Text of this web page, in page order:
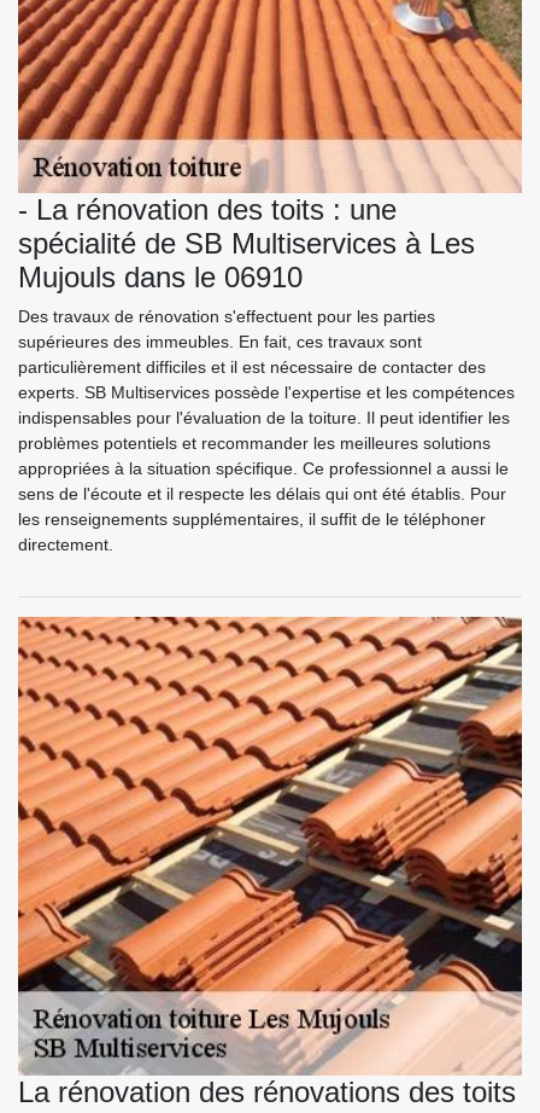
- La rénovation des toits : une
spécialité de SB Multiservices à Les
Mujouls dans le 06910
Des travaux de rénovation s'effectuent pour les parties
supérieures des immeubles. En fait, ces travaux sont
particulièrement difficiles et il est nécessaire de contacter des
experts. SB Multiservices possède l'expertise et les compétences
indispensables pour l'évaluation de la toiture. Il peut identifier les
problèmes potentiels et recommander les meilleures solutions
appropriées à la situation spécifique. Ce professionnel a aussi le
sens de l'écoute et il respecte les délais qui ont été établis. Pour
les renseignements supplémentaires, il suffit de le téléphoner
directement.
La rénovation des rénovations des toits